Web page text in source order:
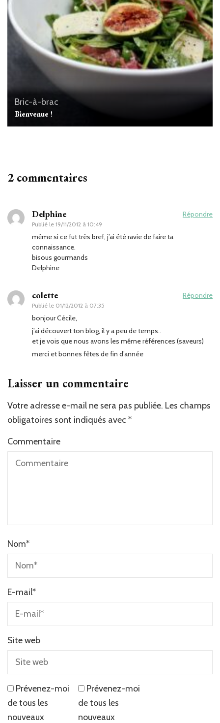
Bric-à-brac
Bienvenue !
2 commentaires
Delphine
Publié le 19/11/2012 à 10:49
Répondre
même si ce fut très bref, j’ai été ravie de faire ta
connaissance.
bisous gourmands
Delphine
colette
Publié le 01/12/2012 à 07:35
Répondre
bonjour Cécile,
j’ai découvert ton blog, il y a peu de temps..
et je vois que nous avons les même références (saveurs)
merci et bonnes fêtes de fin d’année
Laisser un commentaire
Votre adresse e-mail ne sera pas publiée. Les champs
obligatoires sont indiqués avec *
Commentaire
Nom*
E-mail*
Site web
Prévenez-moi
de tous les
nouveaux
Prévenez-moi
de tous les
nouveaux